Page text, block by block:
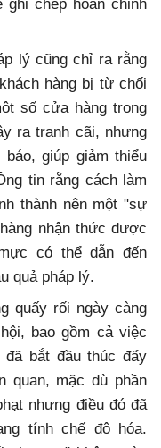
chép hoàn chỉnh
lý cũng chỉ ra rằng
hàng bị từ chối
số cửa hàng trong
ra tranh cãi, nhưng
giúp giảm thiểu
tin rằng cách làm
thành nên một "sự
nhận thức được
có thể dẫn đến
quả pháp lý.
quấy rối ngày càng
bao gồm cả việc
bắt đầu thúc đẩy
quan, mặc dù phần
nhưng điều đó đã
tính chế độ hóa.